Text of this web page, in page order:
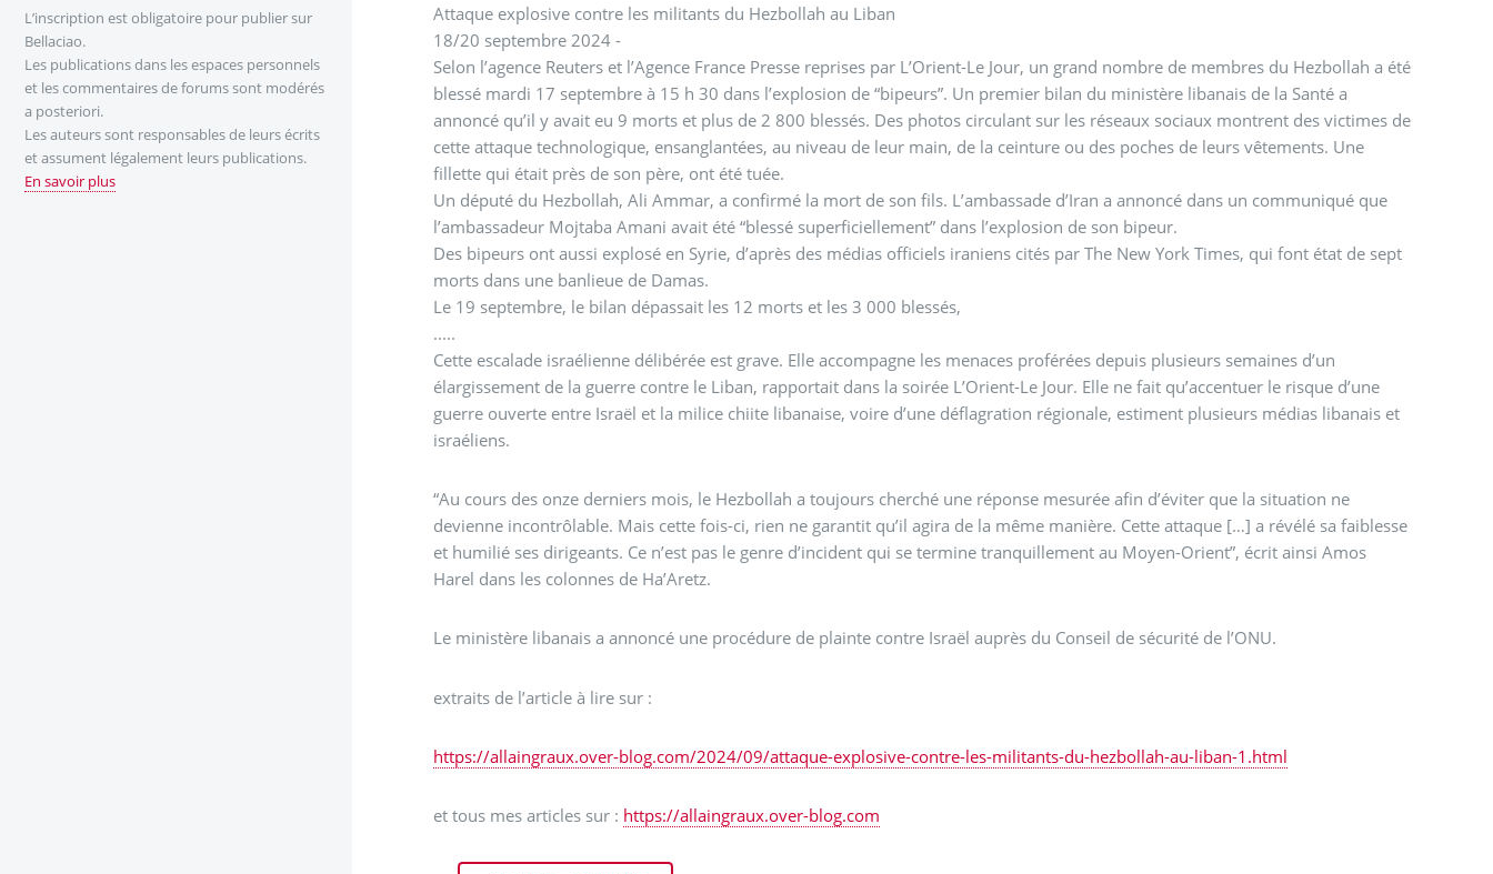
Attaque explosive contre les militants du Hezbollah au Liban
18/20 septembre 2024 -
Selon l’agence Reuters et l’Agence France Presse reprises par L’Orient-Le Jour, un grand nombre de membres du Hezbollah a été
blessé mardi 17 septembre à 15 h 30 dans l’explosion de “bipeurs”. Un premier bilan du ministère libanais de la Santé a
annoncé qu’il y avait eu 9 morts et plus de 2 800 blessés. Des photos circulant sur les réseaux sociaux montrent des victimes de
cette attaque technologique, ensanglantées, au niveau de leur main, de la ceinture ou des poches de leurs vêtements. Une
fillette qui était près de son père, ont été tuée.
Un député du Hezbollah, Ali Ammar, a confirmé la mort de son fils. L’ambassade d’Iran a annoncé dans un communiqué que
l’ambassadeur Mojtaba Amani avait été “blessé superficiellement” dans l’explosion de son bipeur.
Des bipeurs ont aussi explosé en Syrie, d’après des médias officiels iraniens cités par The New York Times, qui font état de sept
morts dans une banlieue de Damas.
Le 19 septembre, le bilan dépassait les 12 morts et les 3 000 blessés,
.....
Cette escalade israélienne délibérée est grave. Elle accompagne les menaces proférées depuis plusieurs semaines d’un
élargissement de la guerre contre le Liban, rapportait dans la soirée L’Orient-Le Jour. Elle ne fait qu’accentuer le risque d’une
guerre ouverte entre Israël et la milice chiite libanaise, voire d’une déflagration régionale, estiment plusieurs médias libanais et
israéliens.
“Au cours des onze derniers mois, le Hezbollah a toujours cherché une réponse mesurée afin d’éviter que la situation ne
devienne incontrôlable. Mais cette fois-ci, rien ne garantit qu’il agira de la même manière. Cette attaque […] a révélé sa faiblesse
et humilié ses dirigeants. Ce n’est pas le genre d’incident qui se termine tranquillement au Moyen-Orient”, écrit ainsi Amos
Harel dans les colonnes de Ha’Aretz.
Le ministère libanais a annoncé une procédure de plainte contre Israël auprès du Conseil de sécurité de l’ONU.
extraits de l’article à lire sur :
https://allaingraux.over-blog.com/2024/09/attaque-explosive-contre-les-militants-du-hezbollah-au-liban-1.html
et tous mes articles sur : https://allaingraux.over-blog.com
L’inscription est obligatoire pour publier sur
Bellaciao.
Les publications dans les espaces personnels
et les commentaires de forums sont modérés
a posteriori.
Les auteurs sont responsables de leurs écrits
et assument légalement leurs publications.
En savoir plus